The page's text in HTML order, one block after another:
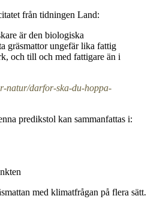
från tidningen Land:
är den biologiska
gräsmattor ungefär lika fattig
och till och med fattigare än i
natur/darfor-ska-du-hoppa-
predikstol kan sammanfattas i:
med klimatfrågan på flera sätt.